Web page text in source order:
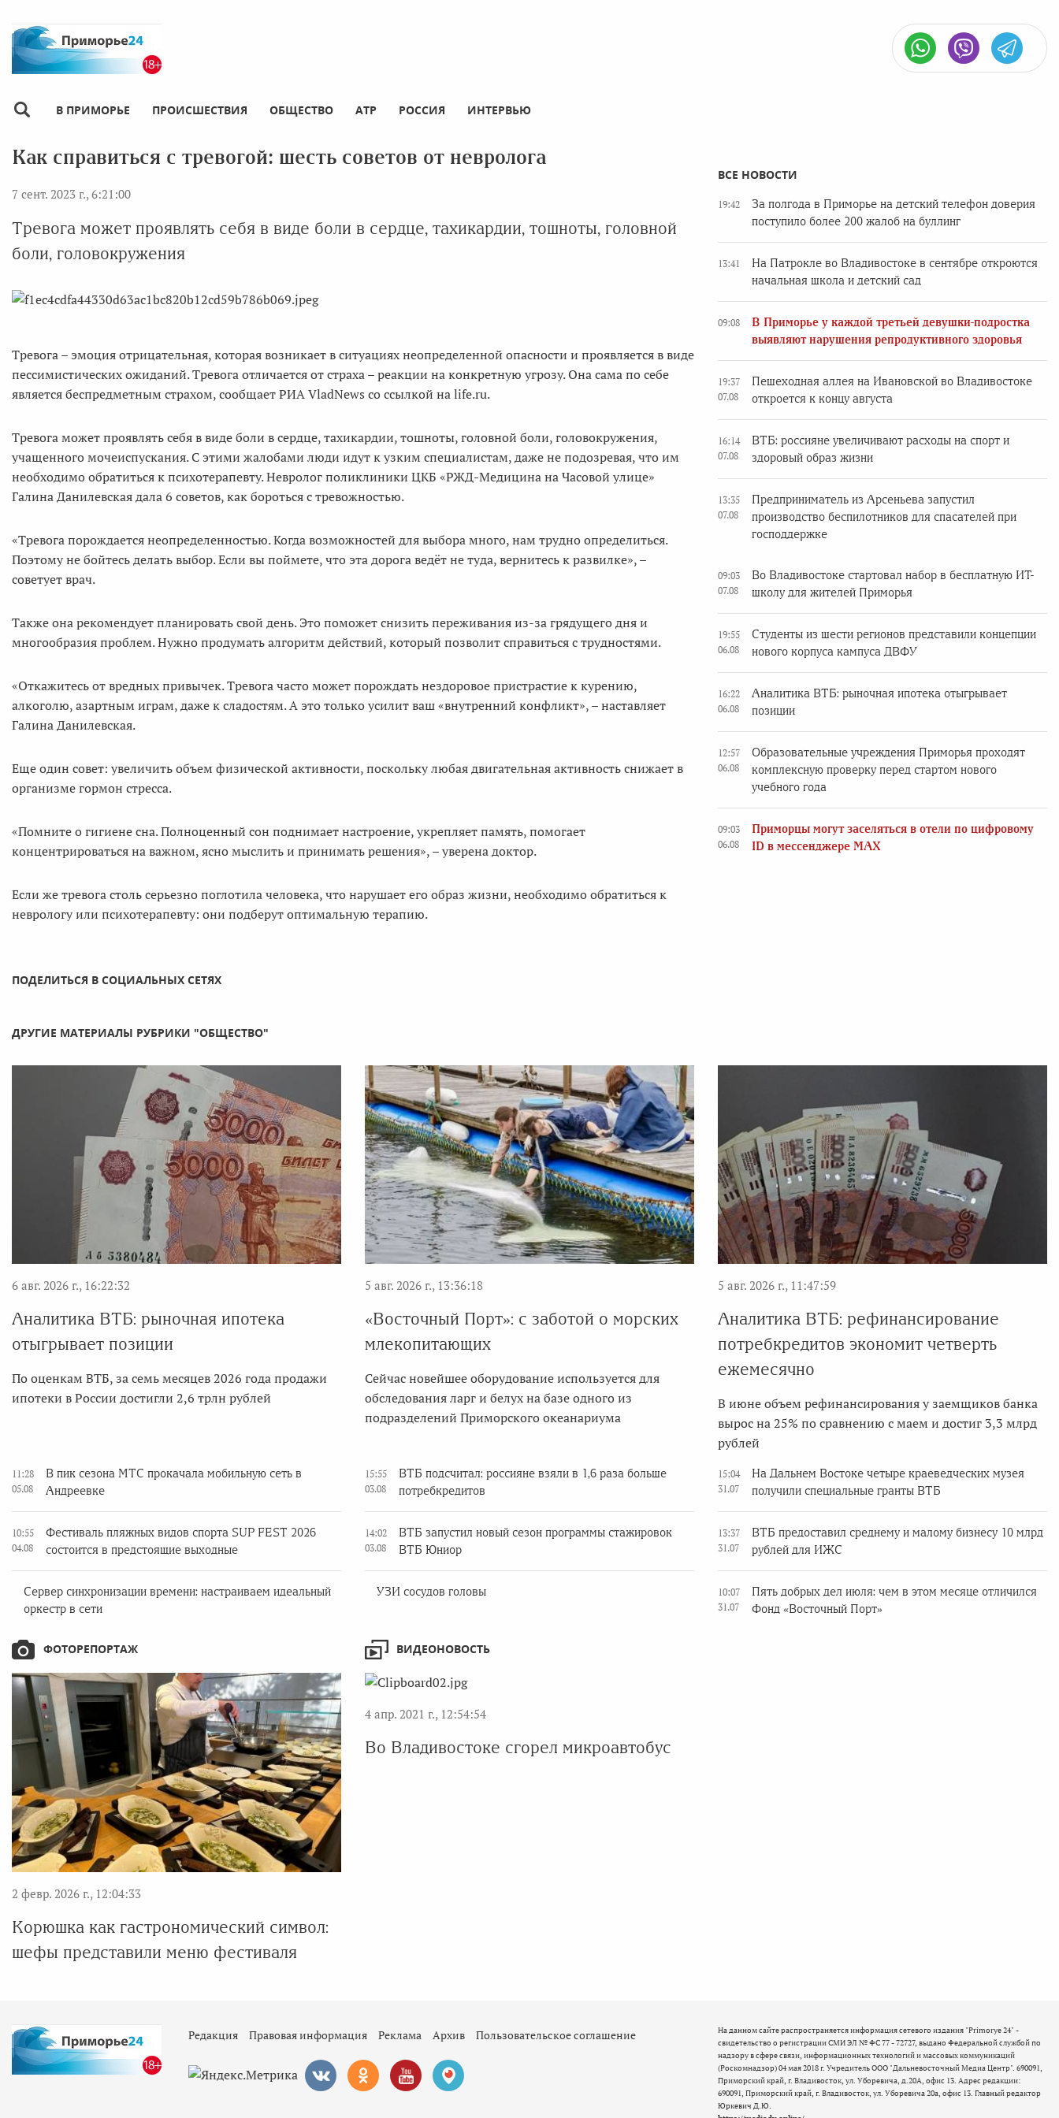
В ПРИМОРЬЕ ПРОИСШЕСТВИЯ ОБЩЕСТВО АТР РОССИЯ ИНТЕРВЬЮ
Как справиться с тревогой: шесть советов от невролога
7 сент. 2023 г., 6:21:00
Тревога может проявлять себя в виде боли в сердце, тахикардии, тошноты, головной
боли, головокружения
Тревога – эмоция отрицательная, которая возникает в ситуациях неопределенной опасности и проявляется в виде
пессимистических ожиданий. Тревога отличается от страха – реакции на конкретную угрозу. Она сама по себе
является беспредметным страхом, сообщает РИА VladNews со ссылкой на life.ru.
Тревога может проявлять себя в виде боли в сердце, тахикардии, тошноты, головной боли, головокружения,
учащенного мочеиспускания. С этими жалобами люди идут к узким специалистам, даже не подозревая, что им
необходимо обратиться к психотерапевту. Невролог поликлиники ЦКБ «РЖД-Медицина на Часовой улице»
Галина Данилевская дала 6 советов, как бороться с тревожностью.
«Тревога порождается неопределенностью. Когда возможностей для выбора много, нам трудно определиться.
Поэтому не бойтесь делать выбор. Если вы поймете, что эта дорога ведёт не туда, вернитесь к развилке», –
советует врач.
Также она рекомендует планировать свой день. Это поможет снизить переживания из-за грядущего дня и
многообразия проблем. Нужно продумать алгоритм действий, который позволит справиться с трудностями.
«Откажитесь от вредных привычек. Тревога часто может порождать нездоровое пристрастие к курению,
алкоголю, азартным играм, даже к сладостям. А это только усилит ваш «внутренний конфликт», – наставляет
Галина Данилевская.
Еще один совет: увеличить объем физической активности, поскольку любая двигательная активность снижает в
организме гормон стресса.
«Помните о гигиене сна. Полноценный сон поднимает настроение, укрепляет память, помогает
концентрироваться на важном, ясно мыслить и принимать решения», – уверена доктор.
Если же тревога столь серьезно поглотила человека, что нарушает его образ жизни, необходимо обратиться к
неврологу или психотерапевту: они подберут оптимальную терапию.
ПОДЕЛИТЬСЯ В СОЦИАЛЬНЫХ СЕТЯХ
ВСЕ НОВОСТИ
19:42
За полгода в Приморье на детский телефон доверия
поступило более 200 жалоб на буллинг
13:41
На Патрокле во Владивостоке в сентябре откроются
начальная школа и детский сад
09:08
В Приморье у каждой третьей девушки-подростка
выявляют нарушения репродуктивного здоровья
19:37
07.08
Пешеходная аллея на Ивановской во Владивостоке
откроется к концу августа
16:14
07.08
ВТБ: россияне увеличивают расходы на спорт и
здоровый образ жизни
13:35
07.08
Предприниматель из Арсеньева запустил
производство беспилотников для спасателей при
господдержке
09:03
07.08
Во Владивостоке стартовал набор в бесплатную ИТ-
школу для жителей Приморья
19:55
06.08
Студенты из шести регионов представили концепции
нового корпуса кампуса ДВФУ
16:22
06.08
Аналитика ВТБ: рыночная ипотека отыгрывает
позиции
12:57
06.08
Образовательные учреждения Приморья проходят
комплексную проверку перед стартом нового
учебного года
09:03
06.08
Приморцы могут заселяться в отели по цифровому
ID в мессенджере MAX
ДРУГИЕ МАТЕРИАЛЫ РУБРИКИ "ОБЩЕСТВО"
6 авг. 2026 г., 16:22:32
Аналитика ВТБ: рыночная ипотека
отыгрывает позиции
По оценкам ВТБ, за семь месяцев 2026 года продажи
ипотеки в России достигли 2,6 трлн рублей
5 авг. 2026 г., 13:36:18
«Восточный Порт»: с заботой о морских
млекопитающих
Сейчас новейшее оборудование используется для
обследования ларг и белух на базе одного из
подразделений Приморского океанариума
5 авг. 2026 г., 11:47:59
Аналитика ВТБ: рефинансирование
потребкредитов экономит четверть
ежемесячно
В июне объем рефинансирования у заемщиков банка
вырос на 25% по сравнению с маем и достиг 3,3 млрд
рублей
11:28
05.08
В пик сезона МТС прокачала мобильную сеть в
Андреевке
10:55
04.08
Фестиваль пляжных видов спорта SUP FEST 2026
состоится в предстоящие выходные
Сервер синхронизации времени: настраиваем идеальный
оркестр в сети
15:55
03.08
ВТБ подсчитал: россияне взяли в 1,6 раза больше
потребкредитов
14:02
03.08
ВТБ запустил новый сезон программы стажировок
ВТБ Юниор
УЗИ сосудов головы
15:04
31.07
На Дальнем Востоке четыре краеведческих музея
получили специальные гранты ВТБ
13:37
31.07
ВТБ предоставил среднему и малому бизнесу 10 млрд
рублей для ИЖС
10:07
31.07
Пять добрых дел июля: чем в этом месяце отличился
Фонд «Восточный Порт»
ФОТОРЕПОРТАЖ
2 февр. 2026 г., 12:04:33
Корюшка как гастрономический символ:
шефы представили меню фестиваля
ВИДЕОНОВОСТЬ
4 апр. 2021 г., 12:54:54
Во Владивостоке сгорел микроавтобус
Редакция Правовая информация Реклама Архив Пользовательское соглашение
На данном сайте распространяется информация сетевого издания "Primorye 24" -
свидетельство о регистрации СМИ ЭЛ № ФС 77 - 72727, выдано Федеральной службой по
надзору в сфере связи, информационных технологий и массовых коммуникаций
(Роскомнадзор) 04 мая 2018 г. Учредитель ООО "Дальневосточный Медиа Центр". 690091,
Приморский край, г. Владивосток, ул. Уборевича, д.20А, офис 13. Адрес редакции:
690091, Приморский край, г. Владивосток, ул. Уборевича 20а, офис 13. Главный редактор
Юркевич Д.Ю.